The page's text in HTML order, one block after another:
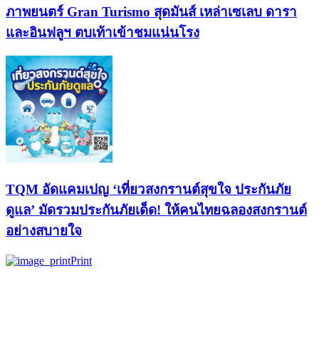
ภาพยนตร์ Gran Turismo สุดมันส์ เหล่าเซเลบ ดารา
และอินฟลูฯ ตบเท้าเข้าชมแน่นโรง
TQM อัดแคมเปญ ‘เที่ยวสงกรานต์สุขใจ ประกันภัย
ดูแล’ มัดรวมประกันภัยเด็ด! ให้คนไทยฉลองสงกรานต์
อย่างสบายใจ
Print